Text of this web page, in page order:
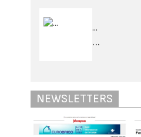
...
...
NEWSLETTERS